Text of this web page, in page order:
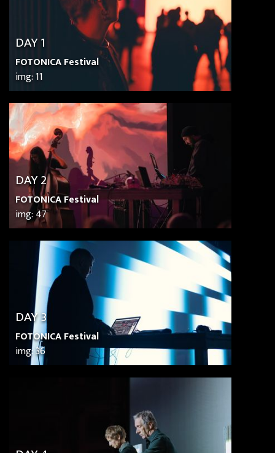
DAY 1
FOTONICA Festival
img: 11
DAY 2
FOTONICA Festival
img: 47
DAY 3
FOTONICA Festival
img: 36